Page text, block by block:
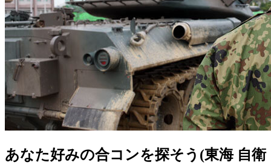
あなた好みの合コンを探そう(東海 自衛